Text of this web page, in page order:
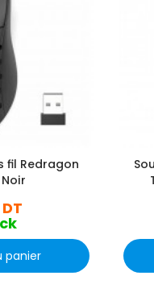
fil Redragon
panier